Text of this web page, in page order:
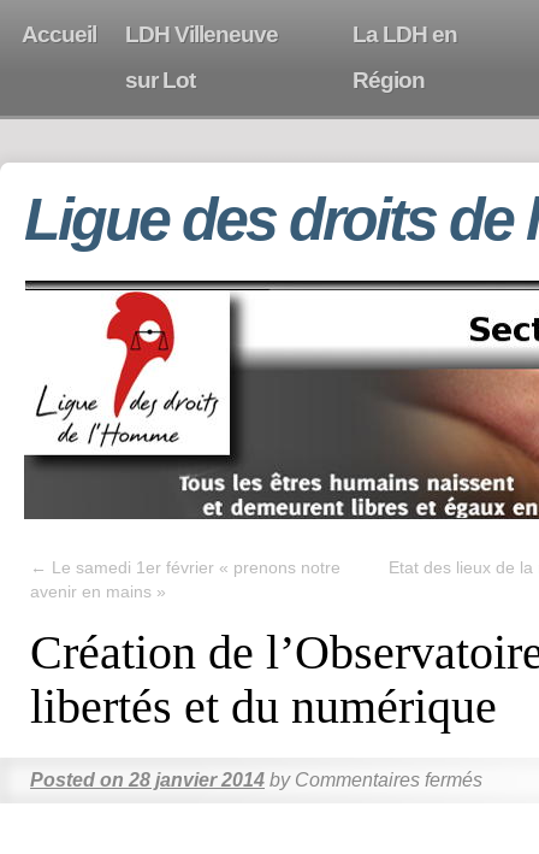
Accueil
LDH Villeneuve
sur Lot
La LDH en
Région
Ligue des droits de
← Le samedi 1er février « prenons notre
avenir en mains »
Etat des lieux de
Création de
libertés et du numérique
Posted on 28 janvier 2014 by Commentaires fermés